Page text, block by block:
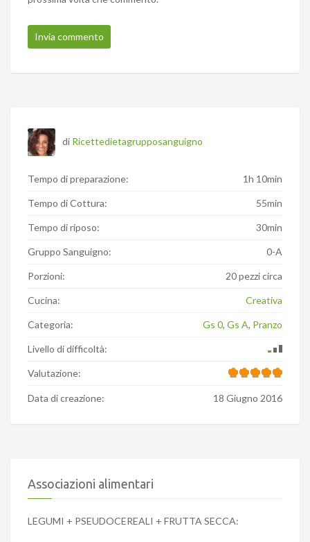
di Ricettedietagrupposanguigno
Tempo di preparazione: 1h 10min
Tempo di Cottura: 55min
Tempo di riposo: 30min
Gruppo Sanguigno: 0-A
Porzioni: 20 pezzi circa
Cucina: Creativa
Categoria: Gs 0, Gs A, Pranzo
Livello di difficoltà:
Valutazione:
Data di creazione: 18 Giugno 2016
Associazioni alimentari
LEGUMI + PSEUDOCEREALI + FRUTTA SECCA: